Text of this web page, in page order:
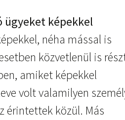
ügyeket képekkel
néha mással is
közvetlenül is
amiket képekkel
volt valamilyen
érintettek közül. Más